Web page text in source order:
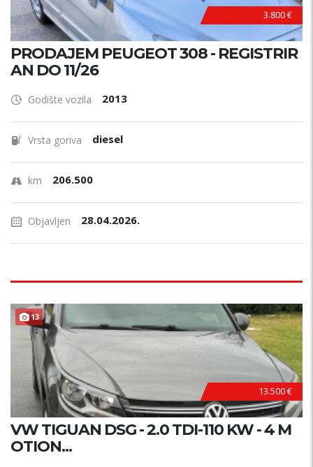
3.800 €
PRODAJEM PEUGEOT 308 - REGISTRIR
AN DO 11/26
Godište vozila 2013
Vrsta goriva diesel
km 206.500
Objavljen 28.04.2026.
13
13.500 €
VW TIGUAN DSG - 2.0 TDI-110 KW - 4 M
OTION...